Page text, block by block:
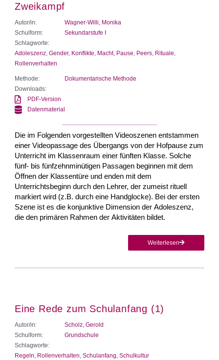
Zweikampf
Autor/in:
Wagner-Willi, Monika
Schulform:
Sekundarstufe I
Schlagworte:
Adoleszenz Gender, Konflikte Macht, Pause Peers Rituale
Rollenverhalten
Methode:
Dokumentarische Methode
Downloads:
PDF-Version
Datenmaterial
Die im Folgenden vorgestellten Videoszenen entstammen
einer Videopassage des Übergangs von der Hofpause zum
Unterricht im Klassenraum einer fünften Klasse. Solche
fünf- bis fünfzehnminütigen Passagen beginnen mit dem
Öffnen der Klassentüre und enden mit dem
Unterrichtsbeginn durch den Lehrer, der zumeist rituell
markiert wird (z.B. durch eine Handglocke). Bei der ersten
Szene ist es die konjunktive Dimension der Adoleszenz,
die den primären Rahmen der Aktivitäten bildet.
Weiterlesen
Eine Rede zum Schulanfang (1)
Autor/in:
Scholz, Gerold
Schulform:
Grundschule
Schlagworte:
Regeln Rollenverhalten Schulanfang Schulkultur